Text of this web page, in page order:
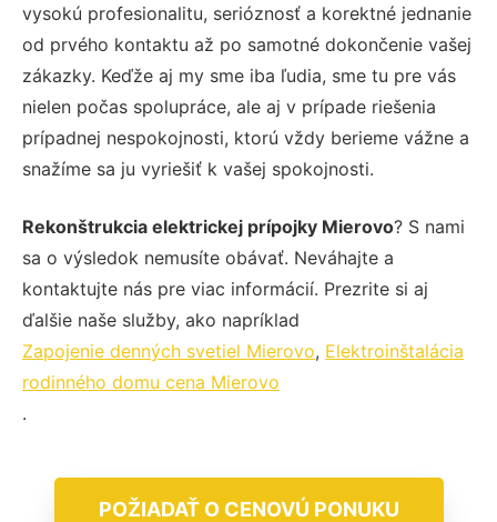
vysokú profesionalitu, serióznosť a korektné jednanie
od prvého kontaktu až po samotné dokončenie vašej
zákazky. Keďže aj my sme iba ľudia, sme tu pre vás
nielen počas spolupráce, ale aj v prípade riešenia
prípadnej nespokojnosti, ktorú vždy berieme vážne a
snažíme sa ju vyriešiť k vašej spokojnosti.
Rekonštrukcia elektrickej prípojky Mierovo? S nami
sa o výsledok nemusíte obávať. Neváhajte a
kontaktujte nás pre viac informácií. Prezrite si aj
ďalšie naše služby, ako napríklad
Zapojenie denných svetiel Mierovo, Elektroinštalácia
rodinného domu cena Mierovo
.
POŽIADAŤ O CENOVÚ PONUKU